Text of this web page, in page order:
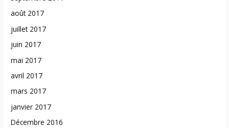
août 2017
juillet 2017
juin 2017
mai 2017
avril 2017
mars 2017
janvier 2017
Décembre 2016